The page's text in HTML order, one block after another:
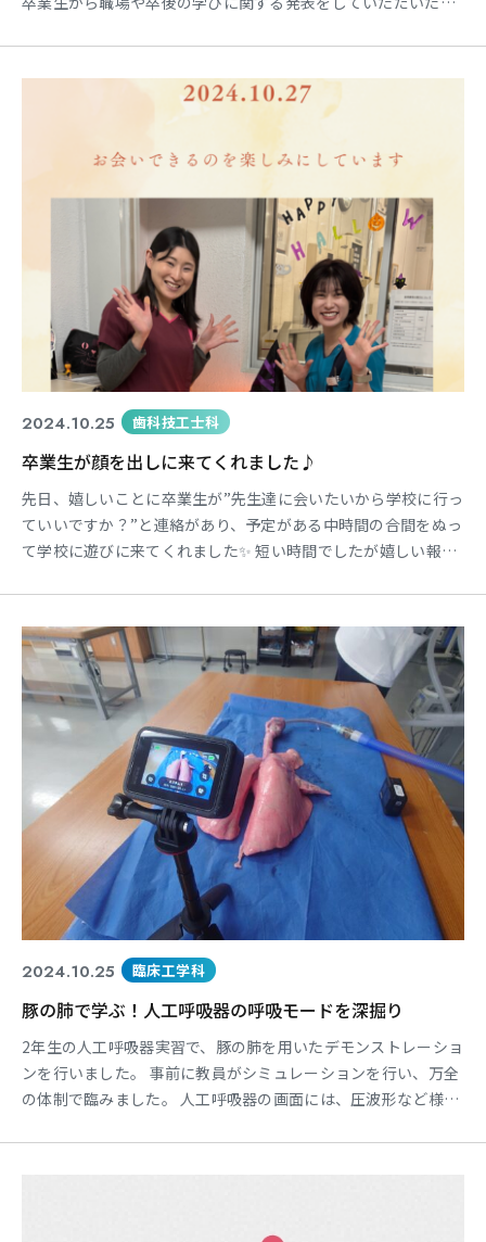
2024.10.25 歯科技工士科
卒業生が顔を出しに来てくれました♪
先日、嬉しいことに卒業生が”先生達に会いたいから学校に行っ
ていいですか？”と連絡があり、予定がある中時間の合間をぬっ
て学校に遊びに来てくれました✨ 短い時間でしたが嬉しい報告
た😊」 と、入賞した作品と賞金の写真を見せてくれました♪ 卒
業生自身は、新入社員が数多くいるから無理だろう…と
2024.10.25 臨床工学科
豚の肺で学ぶ！人工呼吸器の呼吸モードを深掘り
2年生の人工呼吸器実習で、豚の肺を用いたデモンストレーショ
ンを行いました。 事前に教員がシミュレーションを行い、万全
の体制で臨みました。 人工呼吸器の画面には、圧波形など様々